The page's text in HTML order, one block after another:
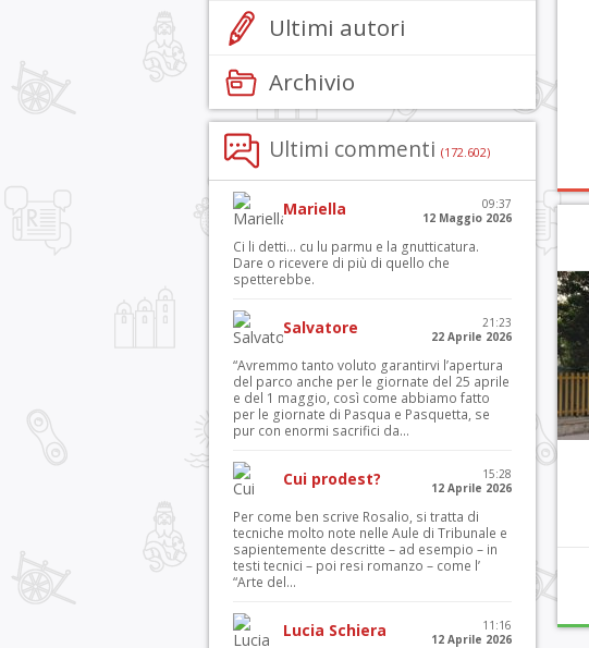
Ultimi autori
Archivio
Ultimi commenti (172.602)
Mariella
09:37
12 Maggio 2026
Ci li detti… cu lu parmu e la gnutticatura.
Dare o ricevere di più di quello che
spetterebbe.
Salvatore
21:23
22 Aprile 2026
“Avremmo tanto voluto garantirvi l’apertura
del parco anche per le giornate del 25 aprile
e del 1 maggio, così come abbiamo fatto
per le giornate di Pasqua e Pasquetta, se
pur con enormi sacrifici da...
Cui prodest?
15:28
12 Aprile 2026
Per come ben scrive Rosalio, si tratta di
tecniche molto note nelle Aule di Tribunale e
sapientemente descritte – ad esempio – in
testi tecnici – poi resi romanzo – come l’
“Arte del...
Lucia Schiera
11:16
12 Aprile 2026